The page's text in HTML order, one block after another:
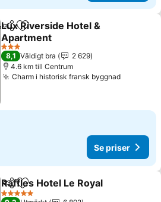
Dela Lägg till i Mina Favoriter
Lux Riverside Hotel &
Apartment
Se priser
3 Stjärnor
8,1 Väldigt bra
2 629
4.6 km till Centrum
Charm i historisk fransk byggnadSe priser
Se priser
Dela Lägg till i Mina Favoriter
Raffles Hotel Le Royal
5 Stjärnor